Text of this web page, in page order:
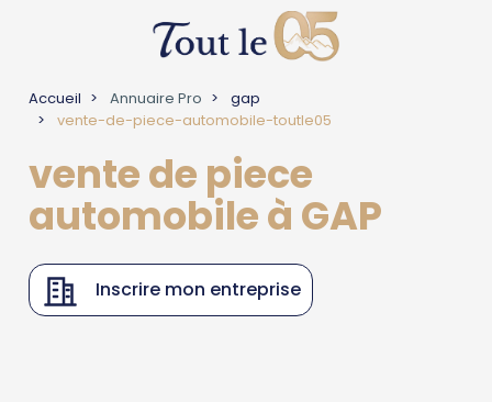
Accueil Annuaire Pro
gap
vente-de-piece-automobile-toutle05
vente de piece
automobile à GAP
Inscrire mon entreprise